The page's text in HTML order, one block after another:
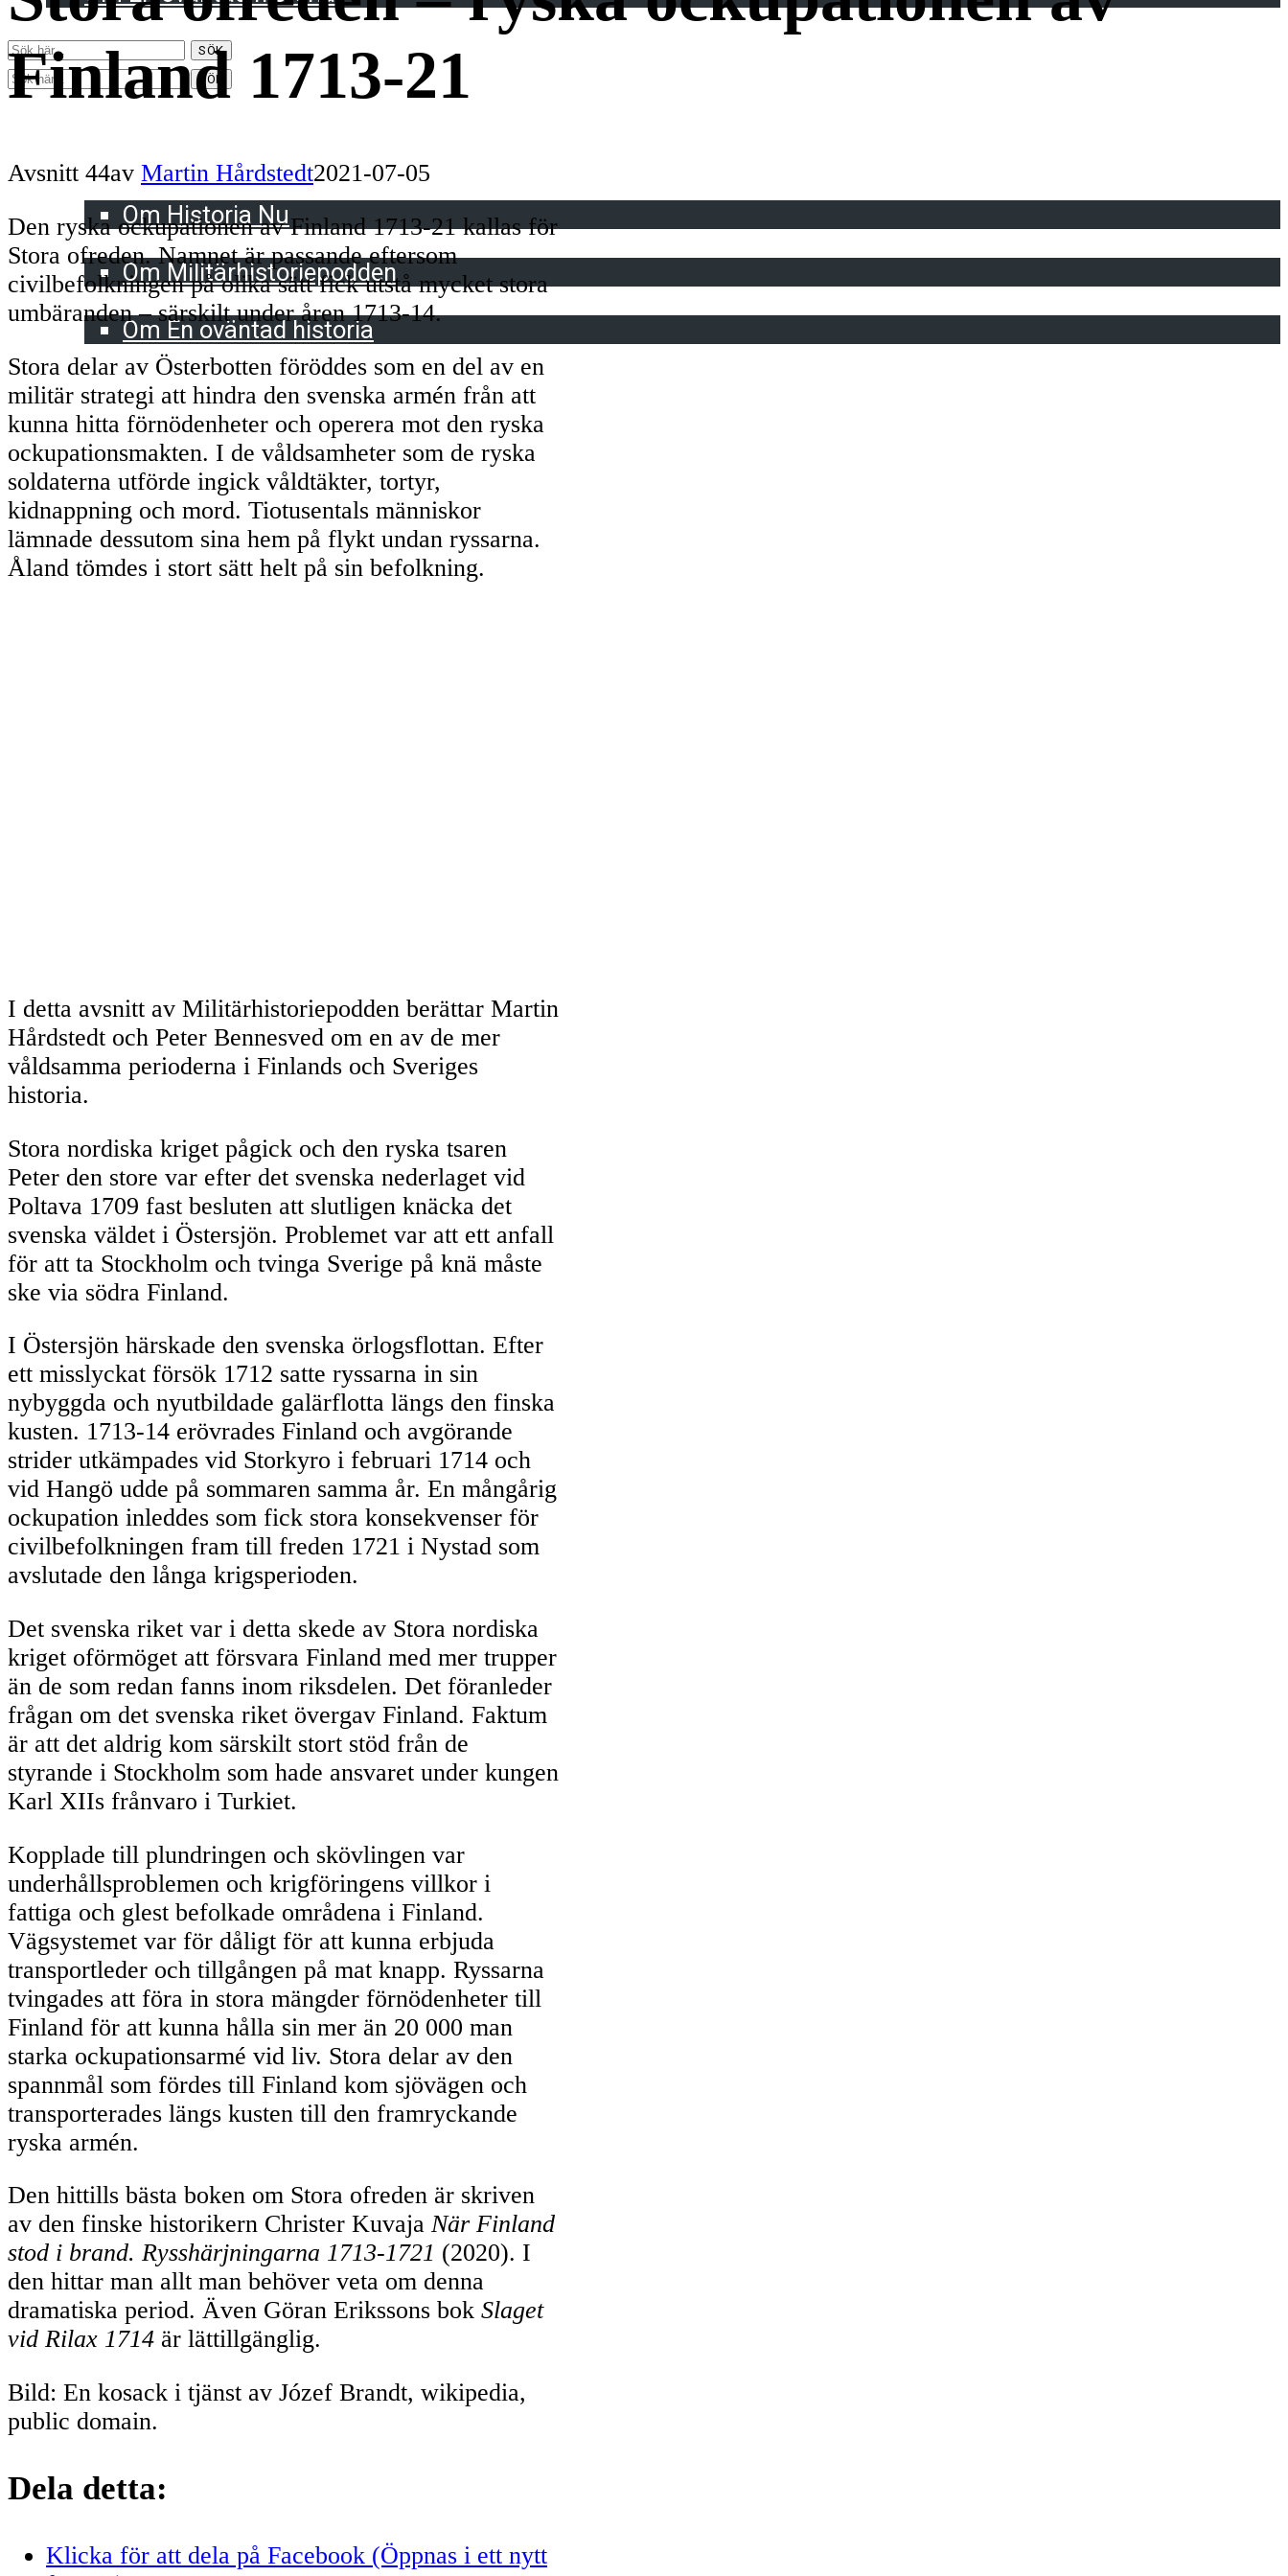
SÖK
SÖK
Harrisons dramatiska historia
Historia Nu
Om Historia Nu
Militärhistoriepodden
Om Militärhistoriepodden
En oväntad historia
Om En oväntad historia
Finland 1713-21
Avsnitt 44av Martin Hårdstedt2021-07-05
Den ryska ockupationen av Finland 1713-21 kallas för
Stora ofreden. Namnet är passande eftersom
civilbefolkningen på olika sätt fick utstå mycket stora
umbäranden – särskilt under åren 1713-14.
Stora delar av Österbotten föröddes som en del av en
militär strategi att hindra den svenska armén från att
kunna hitta förnödenheter och operera mot den ryska
ockupationsmakten. I de våldsamheter som de ryska
soldaterna utförde ingick våldtäkter, tortyr,
kidnappning och mord. Tiotusentals människor
lämnade dessutom sina hem på flykt undan ryssarna.
Åland tömdes i stort sätt helt på sin befolkning.
I detta avsnitt av Militärhistoriepodden berättar Martin
Hårdstedt och Peter Bennesved om en av de mer
våldsamma perioderna i Finlands och Sveriges
historia.
Stora nordiska kriget pågick och den ryska tsaren
Peter den store var efter det svenska nederlaget vid
Poltava 1709 fast besluten att slutligen knäcka det
svenska väldet i Östersjön. Problemet var att ett anfall
för att ta Stockholm och tvinga Sverige på knä måste
ske via södra Finland.
I Östersjön härskade den svenska örlogsflottan. Efter
ett misslyckat försök 1712 satte ryssarna in sin
nybyggda och nyutbildade galärflotta längs den finska
kusten. 1713-14 erövrades Finland och avgörande
strider utkämpades vid Storkyro i februari 1714 och
vid Hangö udde på sommaren samma år. En mångårig
ockupation inleddes som fick stora konsekvenser för
civilbefolkningen fram till freden 1721 i Nystad som
avslutade den långa krigsperioden.
Det svenska riket var i detta skede av Stora nordiska
kriget oförmöget att försvara Finland med mer trupper
än de som redan fanns inom riksdelen. Det föranleder
frågan om det svenska riket övergav Finland. Faktum
är att det aldrig kom särskilt stort stöd från de
styrande i Stockholm som hade ansvaret under kungen
Karl XIIs frånvaro i Turkiet.
Kopplade till plundringen och skövlingen var
underhållsproblemen och krigföringens villkor i
fattiga och glest befolkade områdena i Finland.
Vägsystemet var för dåligt för att kunna erbjuda
transportleder och tillgången på mat knapp. Ryssarna
tvingades att föra in stora mängder förnödenheter till
Finland för att kunna hålla sin mer än 20 000 man
starka ockupationsarmé vid liv. Stora delar av den
spannmål som fördes till Finland kom sjövägen och
transporterades längs kusten till den framryckande
ryska armén.
Den hittills bästa boken om Stora ofreden är skriven
av den finske historikern Christer Kuvaja När Finland
stod i brand. Rysshärjningarna 1713-1721 (2020). I
den hittar man allt man behöver veta om denna
dramatiska period. Även Göran Erikssons bok Slaget
vid Rilax 1714 är lättillgänglig.
Bild: En kosack i tjänst av Józef Brandt, wikipedia,
public domain.
Dela detta:
Klicka för att dela på Facebook (Öppnas i ett nytt